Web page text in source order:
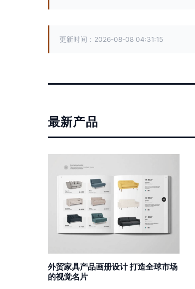
更新时间：2026-08-08 04:31:15
最新产品
外贸家具产品画册设计 打造全球市场
的视觉名片